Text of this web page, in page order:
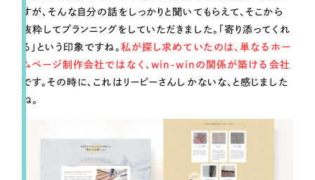
すが、そんな自分の話をしっかりと聞いてもらえて、そこから
抜粋してプランニングをしていただきました。「寄り添ってくれ
る」という印象ですね。 私が探し求めていたのは、単なるホー
ムページ制作会社ではなく、win-winの関係が築ける会社
です。その時に、これはリーピーさんしかないな、と感じました
ね。